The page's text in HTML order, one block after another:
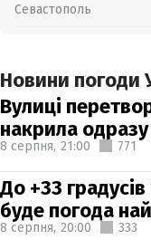
Севастополь
Новини погоди
Вулиці
накрила одразу
8 серпня, 21:00 771
До +33
буде погода
8 серпня, 20:00 333